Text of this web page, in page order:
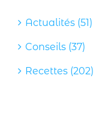
Actualités (51)
Conseils (37)
Recettes (202)